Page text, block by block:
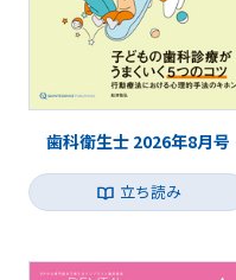
歯科衛生士 2026年8月号
立ち読み